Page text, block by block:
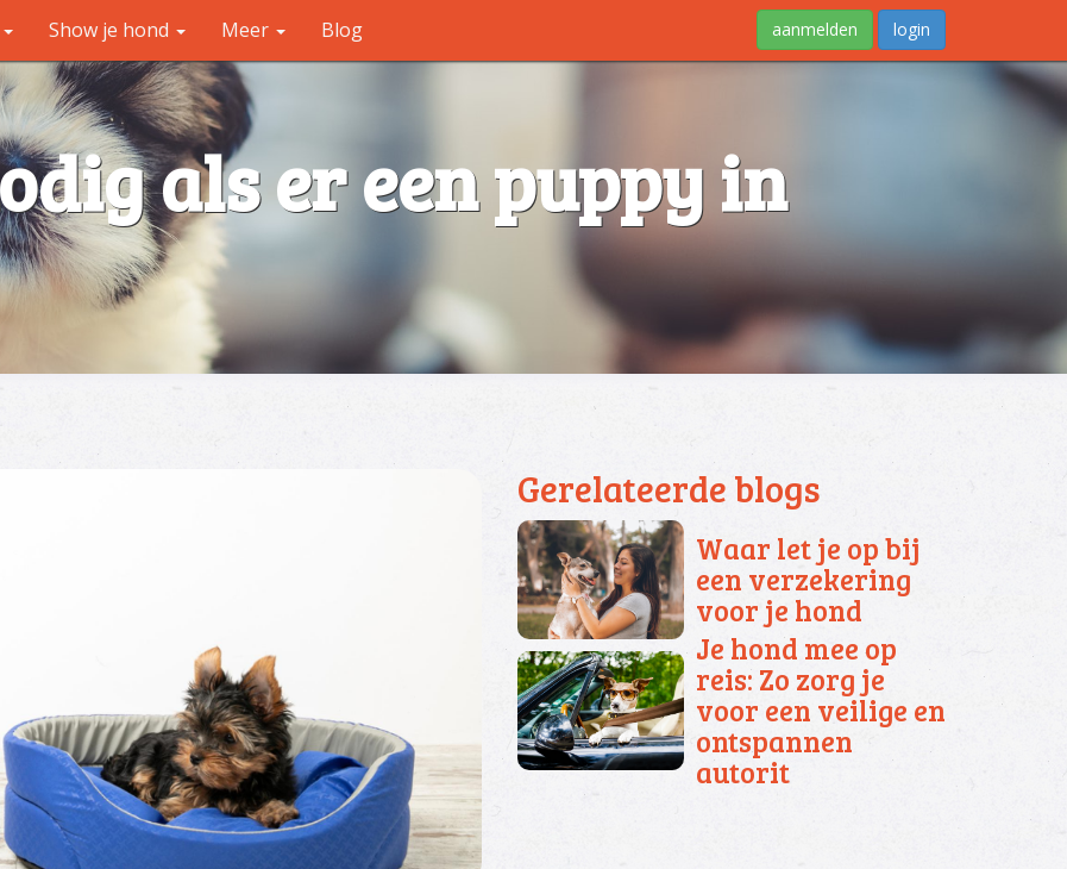
als er een puppy in
Gerelateerde blogs
Waar let je op bij
een verzekering
voor je hond
Je hond mee op
reis: Zo zorg je
voor een veilige en
ontspannen
autorit
Show je hond Meer Blog aanmelden login